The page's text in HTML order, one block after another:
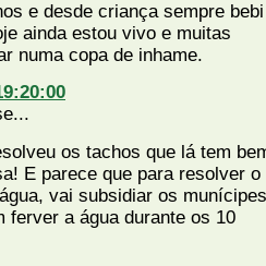
e desde criança sempre bebi
ainda estou vivo e muitas
numa copa de inhame.
os tachos que lá tem
E parece que para resolver o
vai subsidiar os munícipes
ferver a água durante os 10